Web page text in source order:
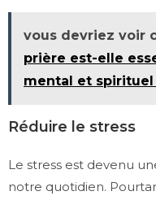
vous devriez voir
prière est-elle
mental et spirituel
Réduire le stress
Le stress est devenu
notre quotidien.